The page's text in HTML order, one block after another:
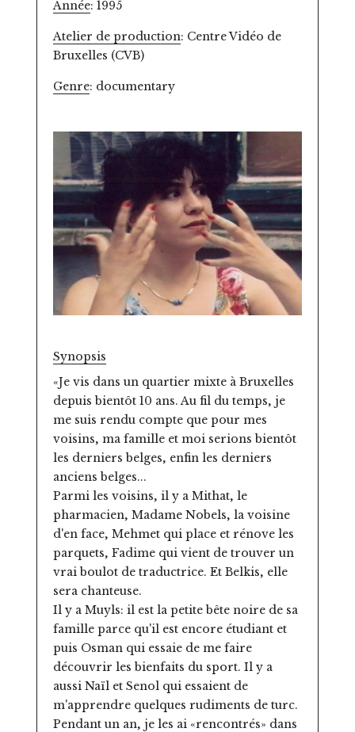
Année: 1995
Atelier de production: Centre Vidéo de
Bruxelles (CVB)
Genre: documentary
Synopsis
«Je vis dans un quartier mixte à Bruxelles
depuis bientôt 10 ans. Au fil du temps, je
me suis rendu compte que pour mes
voisins, ma famille et moi serions bientôt
les derniers belges, enfin les derniers
anciens belges...
Parmi les voisins, il y a Mithat, le
pharmacien, Madame Nobels, la voisine
d'en face, Mehmet qui place et rénove les
parquets, Fadime qui vient de trouver un
vrai boulot de traductrice. Et Belkis, elle
sera chanteuse.
Il y a Muyls: il est la petite bête noire de sa
famille parce qu'il est encore étudiant et
puis Osman qui essaie de me faire
découvrir les bienfaits du sport. Il y a
aussi Naïl et Senol qui essaient de
m'apprendre quelques rudiments de turc.
Pendant un an, je les ai «rencontrés» dans